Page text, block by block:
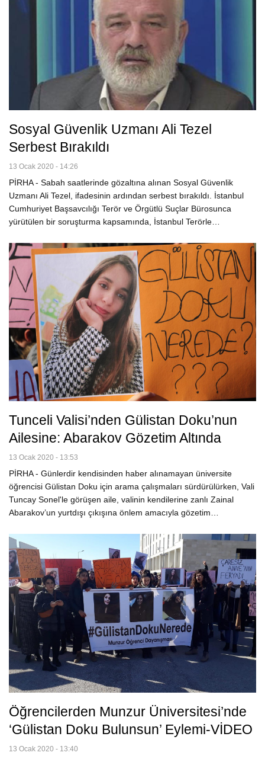
Sosyal Güvenlik Uzmanı Ali Tezel
Serbest Bırakıldı
13 Ocak 2020 - 14:26
PİRHA - Sabah saatlerinde gözaltına alınan Sosyal Güvenlik
Uzmanı Ali Tezel, ifadesinin ardından serbest bırakıldı. İstanbul
Cumhuriyet Başsavcılığı Terör ve Örgütlü Suçlar Bürosunca
yürütülen bir soruşturma kapsamında, İstanbul Terörle…
Tunceli Valisi’nden Gülistan Doku’nun
Ailesine: Abarakov Gözetim Altında
13 Ocak 2020 - 13:53
PİRHA - Günlerdir kendisinden haber alınamayan üniversite
öğrencisi Gülistan Doku için arama çalışmaları sürdürülürken, Vali
Tuncay Sonel'le görüşen aile, valinin kendilerine zanlı Zainal
Abarakov’un yurtdışı çıkışına önlem amacıyla gözetim…
Öğrencilerden Munzur Üniversitesi’nde
‘Gülistan Doku Bulunsun’ Eylemi-VİDEO
13 Ocak 2020 - 13:40